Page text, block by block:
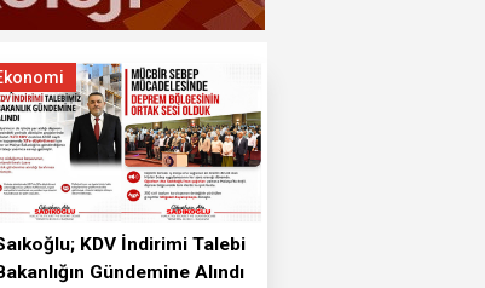
KDV İndirimi Talebi
Gündemine Alındı